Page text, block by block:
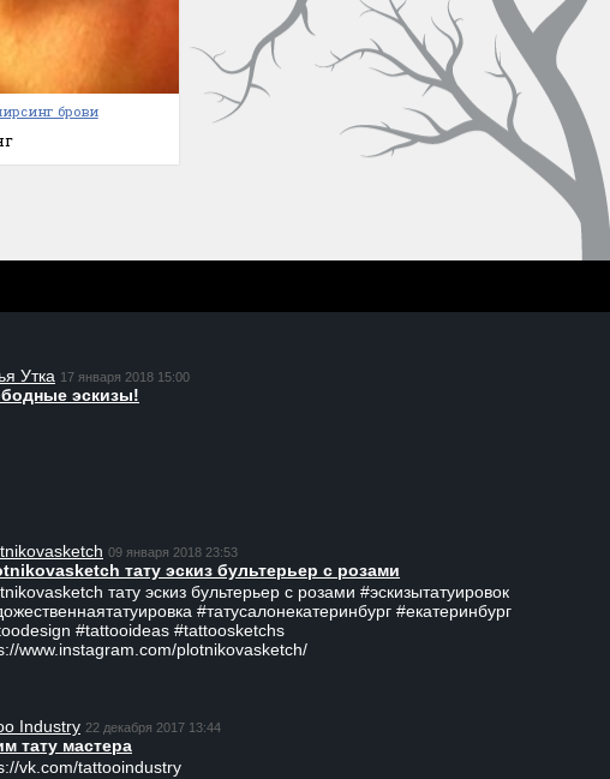
брови
Утка 17 января 2018 15:00
эскизы!
09 января 2018 23:53
тату эскиз бультерьер с розами
тату эскиз бультерьер с розами #эскизытатуировок
#татусалонекатеринбург #екатеринбург
#tattooideas #tattoosketchs
www.instagram.com/plotnikovasketch/
Industry 22 декабря 2017 13:44
тату мастера
vk.com/tattooindustry